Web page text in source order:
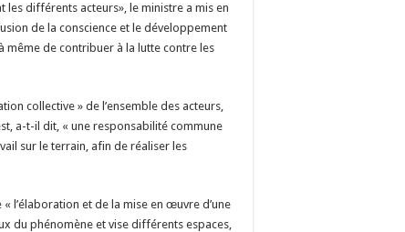
les différents acteurs», le ministre a mis en
de la conscience et le développement
même de contribuer à la lutte contre les
collective » de l’ensemble des acteurs,
a-t-il dit, « une responsabilité commune
sur le terrain, afin de réaliser les
l’élaboration et de la mise en œuvre d’une
du phénomène et vise différents espaces,